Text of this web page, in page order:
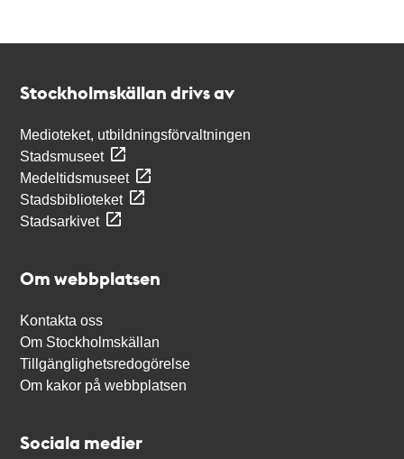
Stockholmskällan drivs av
Medioteket, utbildningsförvaltningen
Stadsmuseet
Medeltidsmuseet
Stadsbiblioteket
Stadsarkivet
Om webbplatsen
Kontakta oss
Om Stockholmskällan
Tillgänglighetsredogörelse
Om kakor på webbplatsen
Sociala medier